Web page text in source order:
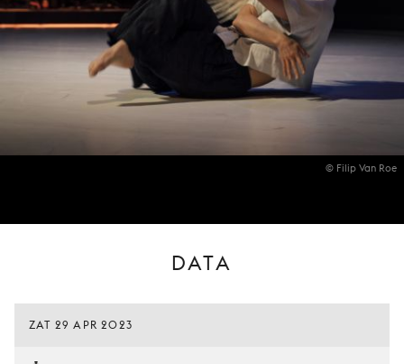
© Filip Van Roe
DATA
ZAT 29 APR 2023